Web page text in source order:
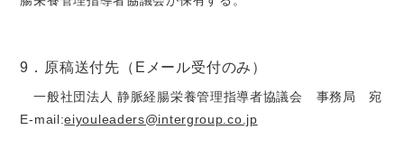
9．原稿送付先（Eメール受付のみ）
一般社団法人 静脈経腸栄養管理指導者協議会 事務局 宛
E-mail:eiyouleaders@intergroup.co.jp